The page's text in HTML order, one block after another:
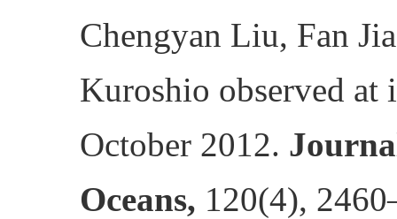
Chengyan Liu, Fan
Kuroshio observed
October 2012.
Oceans, 120(4),